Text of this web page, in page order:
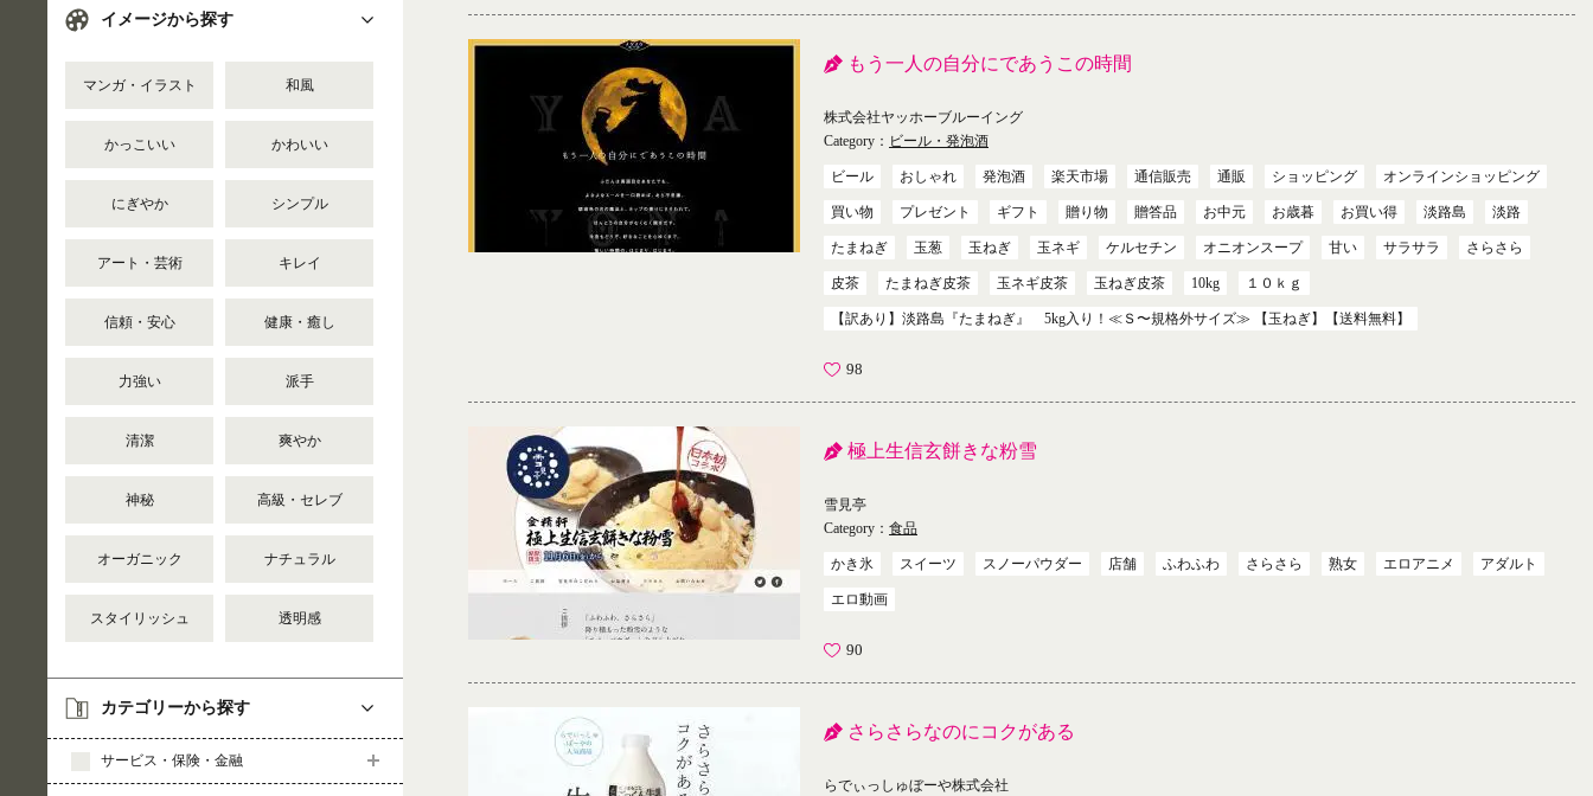
イメージから探す
マンガ・イラスト 和風
かっこいい かわいい
にぎやか シンプル
アート・芸術 キレイ
信頼・安心 健康・癒し
力強い 派手
清潔 爽やか
神秘 高級・セレブ
オーガニック ナチュラル
スタイリッシュ 透明感
カテゴリーから探す
サービス・保険・金融
もう一人の自分にであうこの時間
株式会社ヤッホーブルーイング
Category： ビール・発泡酒
ビール おしゃれ 発泡酒 楽天市場 通信販売 通販 ショッピング オンラインショッピング
買い物 プレゼント ギフト 贈り物 贈答品 お中元 お歳暮 お買い得 淡路島 淡路
たまねぎ 玉葱 玉ねぎ 玉ネギ ケルセチン オニオンスープ 甘い サラサラ さらさら
皮茶 たまねぎ皮茶 玉ネギ皮茶 玉ねぎ皮茶 10kg １０ｋｇ
【訳あり】淡路島『たまねぎ』 5kg入り！≪Ｓ〜規格外サイズ≫ 【玉ねぎ】【送料無料】
98
極上生信玄餅きな粉雪
雪見亭
Category： 食品
かき氷 スイーツ スノーパウダー 店舗 ふわふわ さらさら 熟女 エロアニメ アダルト
エロ動画
90
さらさらなのにコクがある
らでぃっしゅぼーや株式会社